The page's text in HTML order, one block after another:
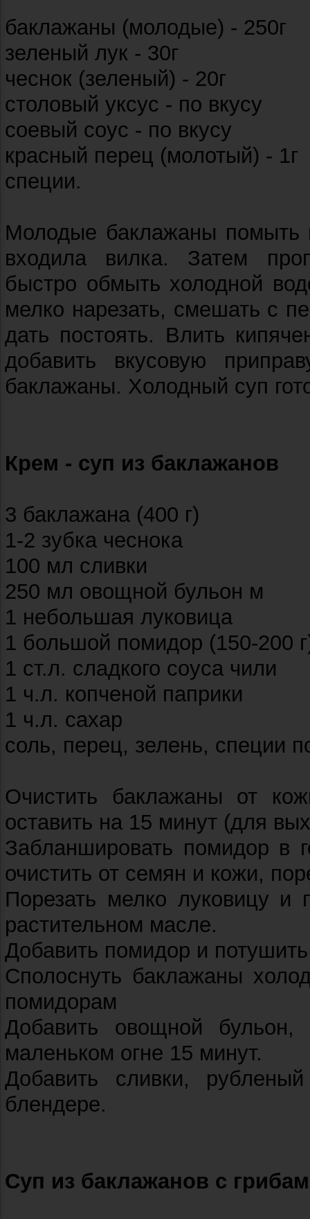
баклажаны (молодые) - 250г
зеленый лук - 30г
чеснок (зеленый) - 20г
столовый уксус - по вкусу
соевый соус - по вкусу
красный перец (молотый) - 1г
специи.
Молодые баклажаны помыть
входила вилка. Затем
быстро обмыть холодной
мелко нарезать, смешать с
дать постоять. Влить
добавить вкусовую
баклажаны. Холодный суп
Крем - суп из баклажанов
3 баклажана (400 г)
1-2 зубка чеснока
100 мл сливки
250 мл овощной бульон м
1 небольшая луковица
1 большой помидор (150-200
1 ст.л. сладкого соуса чили
1 ч.л. копченой паприки
1 ч.л. сахар
соль, перец, зелень, специи
Очистить баклажаны от
оставить на 15 минут (для
Забланшировать помидор в
очистить от семян и кожи,
Порезать мелко луковицу и
растительном масле.
Добавить помидор и
Сполоснуть баклажаны
помидорам
Добавить овощной
маленьком огне 15 минут.
Добавить сливки,
блендере.
Суп из баклажанов с